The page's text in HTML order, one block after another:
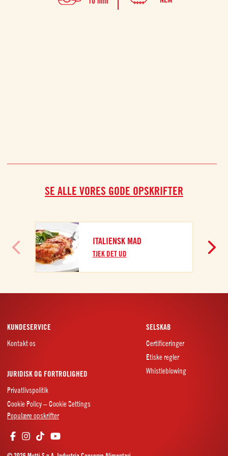
SE ALLE VORES GODE OPSKRIFTER
ITALIENSK MAD
TJEK DET UD
KUNDESERVICE
Kontakt os
SELSKAB
Certificeringer
Etiske regler
Whistleblowing
JURIDISK OG FORTROLIGHED
Privatlivspolitik
Cookie Policy – Cookie Settings
Populære opskrifter